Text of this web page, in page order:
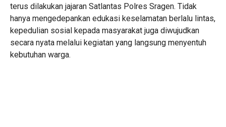
terus dilakukan jajaran Satlantas Polres Sragen. Tidak
hanya mengedepankan edukasi keselamatan berlalu lintas,
kepedulian sosial kepada masyarakat juga diwujudkan
secara nyata melalui kegiatan yang langsung menyentuh
kebutuhan warga.